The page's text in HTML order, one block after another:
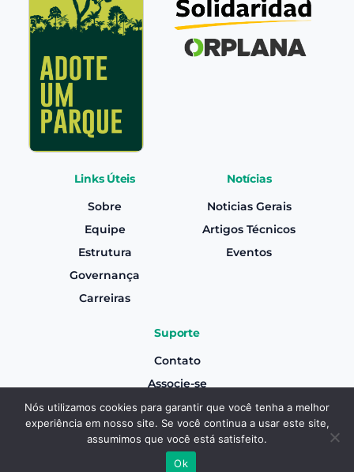
Links Úteis
Sobre
Equipe
Estrutura
Governança
Carreiras
Notícias
Noticias Gerais
Artigos Técnicos
Eventos
Suporte
Contato
Associe-se
Canal de Denúncias
Termos e Condições Gerais de Uso
Aviso de Privacidade
Associe-se
Nós utilizamos cookies para garantir que você tenha a melhor
experiência em nosso site. Se você continua a usar este site,
assumimos que você está satisfeito.
Ok